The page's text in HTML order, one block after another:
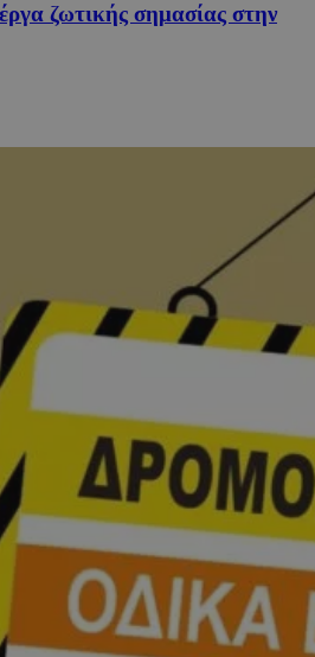
ζωτικής σημασίας στην